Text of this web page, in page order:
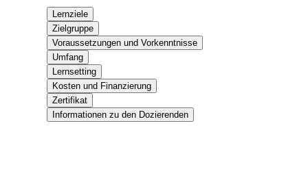
Lernziele
Zielgruppe
Voraussetzungen und Vorkenntnisse
Umfang
Lernsetting
Kosten und Finanzierung
Zertifikat
Informationen zu den Dozierenden